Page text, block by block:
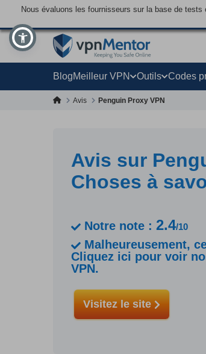
Nous évaluons les fournisseurs sur la base de
BlogMeilleur VPN Outils Codes
Avis Penguin Proxy VPN
Avis sur
Choses à
Notre note : 2.4/10
Malheureusement,
Cliquez ici pour voir
VPN.
Visitez le site